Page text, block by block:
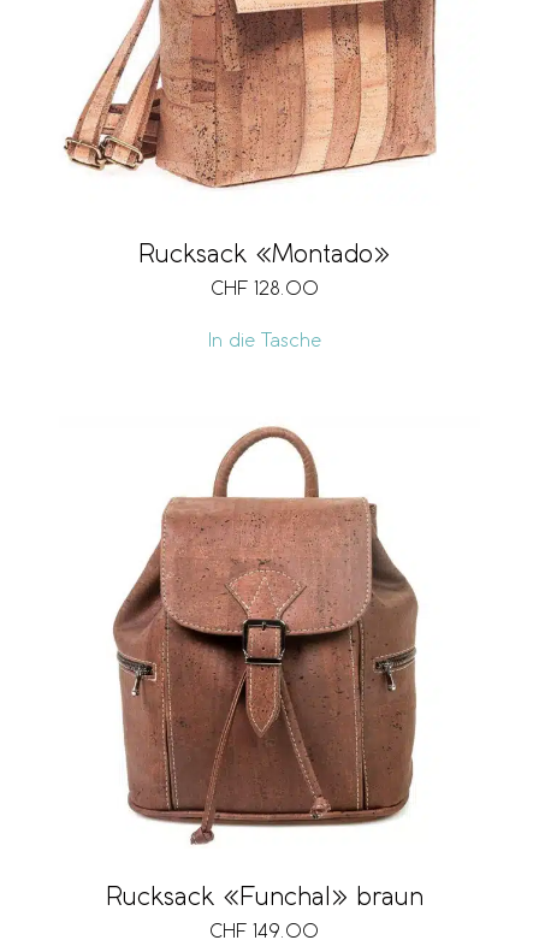
Rucksack «Montado»
CHF 128.00
In die Tasche
Rucksack «Funchal» braun
CHF 149.00